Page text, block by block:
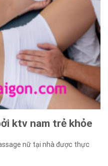
ktv nam trẻ khỏe
nữ tại nhà được thực